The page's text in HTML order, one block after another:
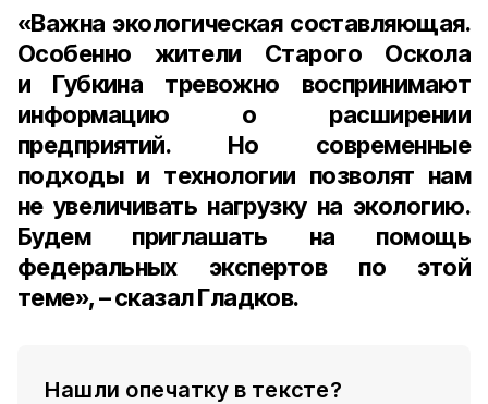
«Важна экологическая составляющая.
Особенно жители Старого Оскола
и Губкина тревожно воспринимают
информацию о расширении
предприятий. Но современные
подходы и технологии позволят нам
не увеличивать нагрузку на экологию.
Будем приглашать на помощь
федеральных экспертов по этой
теме», – сказал Гладков.
Нашли опечатку в тексте?